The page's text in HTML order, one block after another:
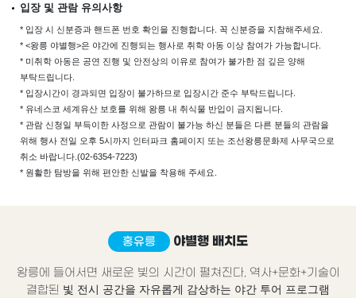
입장 및 관람 유의사항
* 입장 시 신분증과 핸드폰 번호 확인을 진행합니다. 꼭 신분증을 지참해주세요.
* <왕릉 야별행>은 야간에 진행되는 행사로 취학 아동 이상 참여가 가능합니다.
* 미취학 아동은 공연 진행 및 안전상의 이유로 참여가 불가한 점 깊은 양해
부탁드립니다.
* 입장시간이 경과되면 입장이 불가하므로 입장시간 준수 부탁드립니다.
* 유네스코 세계유산 보호를 위해 왕릉 내 취식물 반입이 금지됩니다.
* 관람 신청일 부득이한 사정으로 관람이 불가능 하신 분들은 다른 분들의 관람을
위해 행사 전일 오후 5시까지 인터파크 홈페이지 또는 조선왕릉문화제 사무국으로
취소 바랍니다. (02-6354-7223)
* 원활한 탐방을 위해 편안한 신발을 착용해 주세요.
홍유릉 야별행 배치도
왕릉에 들어서면 새로운 빛의 시간이 펼쳐진다. 역사+문화+기술이
결합된 빛 전시 공간을 자유롭게 감상하는 야간 투어 프로그램